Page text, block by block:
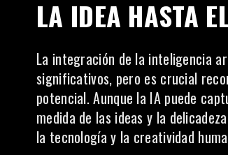
LA IDEA HASTA
La integración de la inteligencia
significativos, pero es crucial
potencial. Aunque la IA puede
medida de las ideas y la
la tecnología y la creatividad